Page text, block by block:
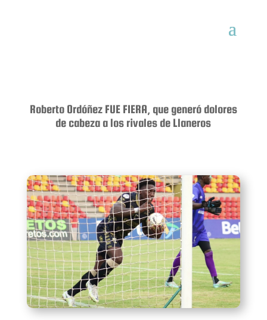
Roberto Ordóñez FUE FIERA, que generó dolores
de cabeza a los rivales de Llaneros